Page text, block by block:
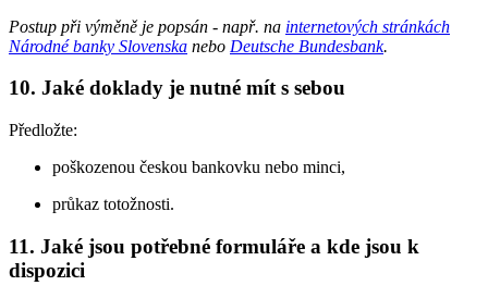
Postup při výměně je popsán - např. na internetových stránkách
Národné banky Slovenska nebo Deutsche Bundesbank.
10. Jaké doklady je nutné mít s sebou
Předložte:
poškozenou českou bankovku nebo minci,
průkaz totožnosti.
11. Jaké jsou potřebné formuláře a kde jsou k
dispozici